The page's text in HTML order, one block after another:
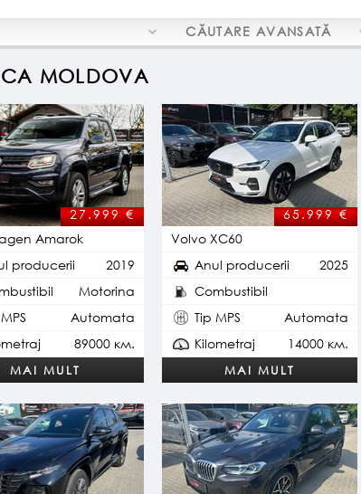
CĂUTARE AVANSATĂ
MOLDOVA
27.999 €
Amarok
producerii
2019
Motorina
Automata
89000 км.
MAI MULT
65.999 €
Volvo XC60
Anul producerii
2025
Combustibil
Plug-in Hybrid
Tip MPS
Automata
Kilometraj
14000 км.
MAI MULT